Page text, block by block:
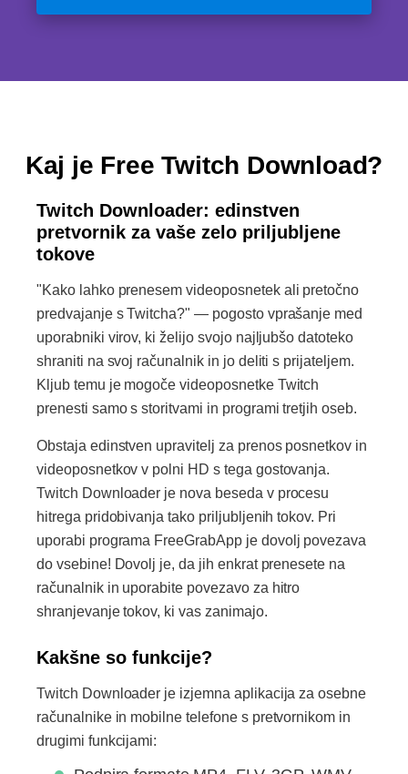
Kaj je Free Twitch Download?
Twitch Downloader: edinstven
pretvornik za vaše zelo priljubljene
tokove
"Kako lahko prenesem videoposnetek ali pretočno
predvajanje s Twitcha?" — pogosto vprašanje med
uporabniki virov, ki želijo svojo najljubšo datoteko
shraniti na svoj računalnik in jo deliti s prijateljem.
Kljub temu je mogoče videoposnetke Twitch
prenesti samo s storitvami in programi tretjih oseb.
Obstaja edinstven upravitelj za prenos posnetkov in
videoposnetkov v polni HD s tega gostovanja.
Twitch Downloader je nova beseda v procesu
hitrega pridobivanja tako priljubljenih tokov. Pri
uporabi programa FreeGrabApp je dovolj povezava
do vsebine! Dovolj je, da jih enkrat prenesete na
računalnik in uporabite povezavo za hitro
shranjevanje tokov, ki vas zanimajo.
Kakšne so funkcije?
Twitch Downloader je izjemna aplikacija za osebne
računalnike in mobilne telefone s pretvornikom in
drugimi funkcijami: